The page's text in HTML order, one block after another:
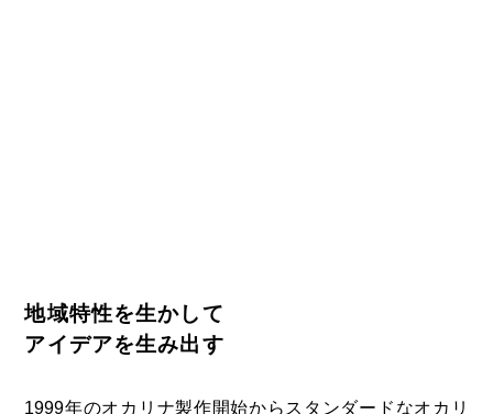
地域特性を生かして
アイデアを生み出す
1999年のオカリナ製作開始からスタンダードなオカリ